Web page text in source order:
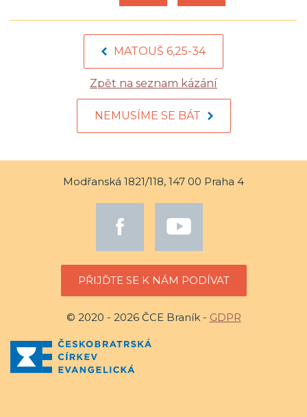
MATOUŠ 6,25-34
Zpět na seznam kázání
NEMUSÍME SE BÁT
Modřanská 1821/118, 147 00 Praha 4
PŘIJĎTE SE K NÁM PODÍVAT
© 2020 - 2026 ČCE Braník - GDPR